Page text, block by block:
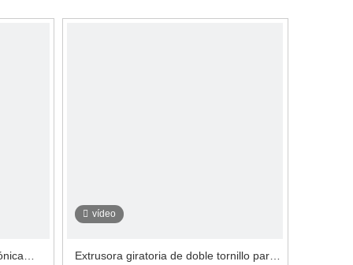
vídeo
Extrusora giratoria de doble tornillo para